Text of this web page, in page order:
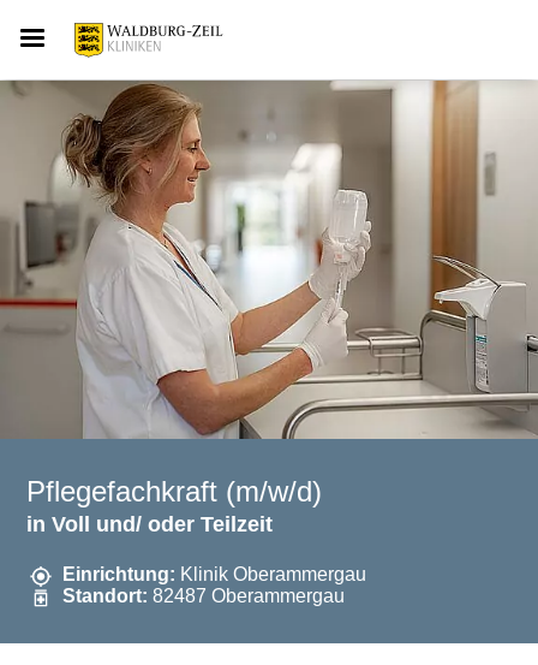
Pflegefachkraft (m/w/d)
in Voll und/ oder Teilzeit
Einrichtung: Klinik Oberammergau
Standort: 82487 Oberammergau